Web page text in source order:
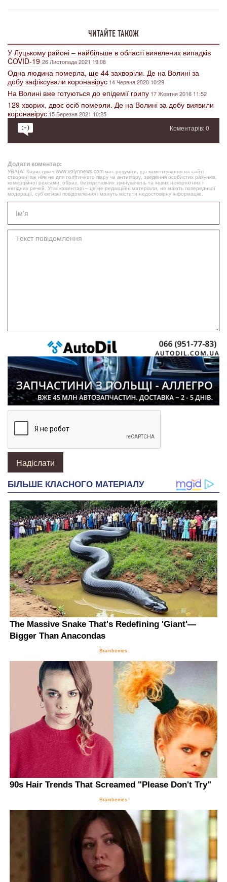
ЧИТАЙТЕ ТАКОЖ
У Луцькому районі – найбільше в області виявлених випадків
COVID-1926 Листопада 2021 19:08
Одна людина померла, ще 44 захворіли. Де на Волині за
добу зафіксували коронавірус 14 Червня 2020 10:29
На Волині вже готуються до епідемії грипу 17 Жовтня 2016 11:52
129 хворих, двоє осіб померли. Де на Волині за добу виявили
коронавірус 15 Березня 2021 10:25
Коментарів: 0
Додати коментар:
УВАГА! Користувач www.volynnews.com має розуміти, що коментування на сайті
створені аж ніяк не для політичного піару чи антипіару, зведення особистих рахунків,
комерційної реклами, образ, безпідставних звинувачень та інших некоректних і
негідних речей. Утім коментарі – це не редакційні матеріали, не мають попередньої
модерації, суб’єктивні повідомлення і можуть містити недостовірну інформацію.